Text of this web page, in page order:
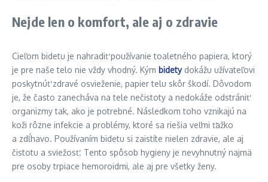
Nejde len o komfort, ale aj o zdravie
Cieľom bidetu je nahradiť používanie toaletného papiera, ktorý
je pre naše telo nie vždy vhodný. Kým bidetydokážu užívateľovi
poskytnúť zdravé osvieženie, papier telu skôr škodí. Dôvodom
je, že často zanecháva na tele nečistoty a nedokáže odstrániť
organizmy tak, ako je potrebné. Následkom toho vznikajú na
koži rôzne infekcie a problémy, ktoré sa riešia veľmi ťažko
a zdĺhavo. Používaním bidetu si zaistíte nielen zdravie, ale aj
čistotu a sviežosť. Tento spôsob hygieny je nevyhnutný najmä
pre osoby trpiace hemoroidmi, ale aj pre všetky ženy.